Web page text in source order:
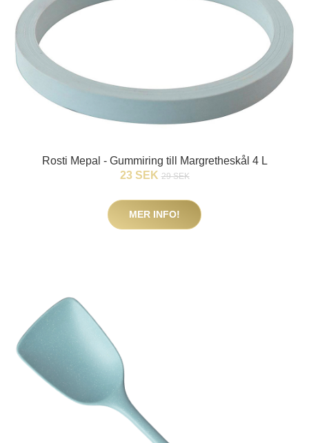
Rosti Mepal - Gummiring till Margretheskål 4 L
23 SEK 29 SEK
MER INFO!